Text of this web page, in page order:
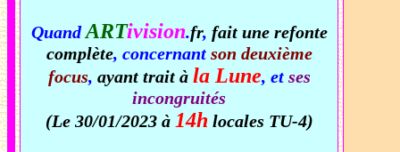
QuandARTivision.fr, fait une refonte
complète, concernant son deuxième
focus, ayant trait à la Lune, et ses
incongruités
(Le 30/01/2023 à 14h locales TU-4)